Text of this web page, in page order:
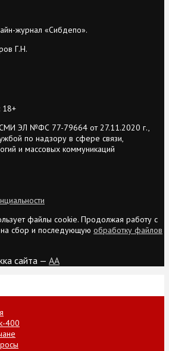
журнал «Сибдепо».
Г.Н.
18+
ЭЛ №ФС 77-79664 от 27.11.2020 г.,
по надзору в сфере связи,
и массовых коммуникаций
файлы cookie. Продолжая работу с
на сбор и последующую обработку файлов
сайта — AA
400